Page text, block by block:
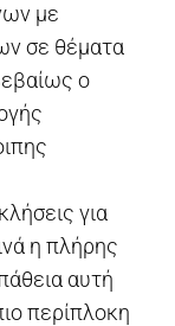
με
σε θέματα
ο
για
η πλήρης
αυτή
περίπλοκη